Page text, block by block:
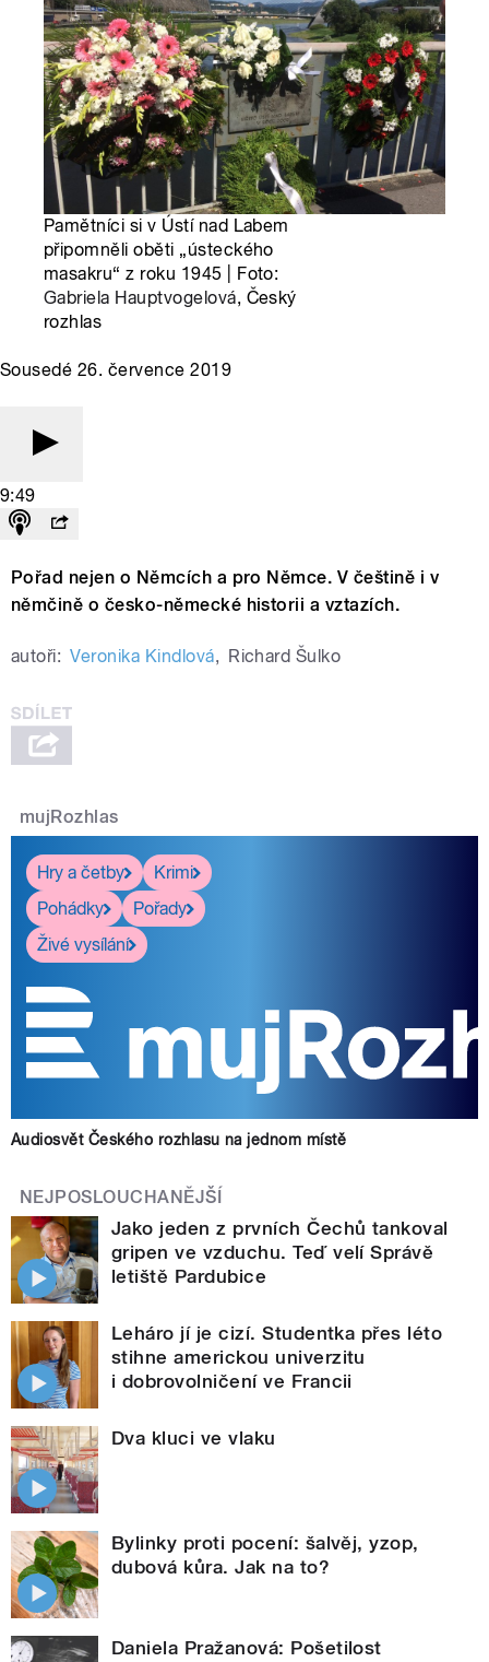
Pamětníci si v Ústí nad Labem
připomněli oběti „ústeckého
masakru“ z roku 1945 | Foto:
Gabriela Hauptvogelová, Český
rozhlas
Sousedé 26. července 2019
9:49
Pořad nejen o Němcích a pro Němce. V češtině i v
němčině o česko-německé historii a vztazích.
autoři: Veronika Kindlová, Richard Šulko
mujRozhlas
Hry a četby
Krimi
Pohádky
Pořady
Živé vysílání
Audiosvět Českého rozhlasu na jednom místě
NEJPOSLOUCHANĚJŠÍ
Jako jeden z prvních Čechů tankoval
gripen ve vzduchu. Teď velí Správě
letiště Pardubice
Leháro jí je cizí. Studentka přes léto
stihne americkou univerzitu
i dobrovolničení ve Francii
Dva kluci ve vlaku
Bylinky proti pocení: šalvěj, yzop,
dubová kůra. Jak na to?
Daniela Pražanová: Pošetilost